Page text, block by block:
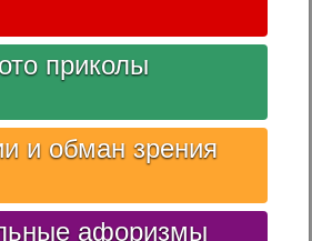
приколы
и обман зрения
афоризмы